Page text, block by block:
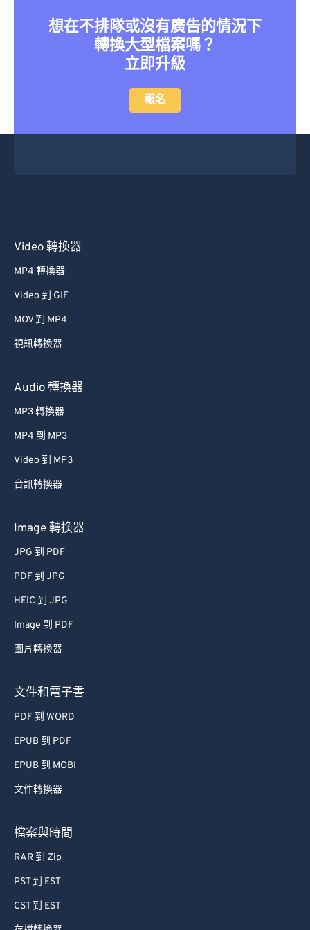
想在不排隊或沒有廣告的情況下
轉換大型檔案嗎？
立即升級
報名
Video 轉換器
MP4 轉換器
Video 到 GIF
MOV 到 MP4
視訊轉換器
Audio 轉換器
MP3 轉換器
MP4 到 MP3
Video 到 MP3
音訊轉換器
Image 轉換器
JPG 到 PDF
PDF 到 JPG
HEIC 到 JPG
Image 到 PDF
圖片轉換器
文件和電子書
PDF 到 WORD
EPUB 到 PDF
EPUB 到 MOBI
文件轉換器
檔案與時間
RAR 到 Zip
PST 到 EST
CST 到 EST